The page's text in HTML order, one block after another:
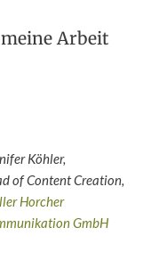
Arbeit
Köhler,
ofContent Creation,
Horcher
GmbH